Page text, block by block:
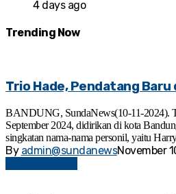
4 days ago
Trending Now
Trio Hade, Pendatang Baru
BANDUNG, SundaNews(10-11-2024).
September 2024, didirikan di kota
singkatan nama-nama personil, yaitu
By admin@sundanewsNovember